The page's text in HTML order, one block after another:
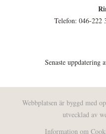
Telefon: 046-222
Senaste uppdatering
Webbplatsen är byggd med
utvecklad av
Information om